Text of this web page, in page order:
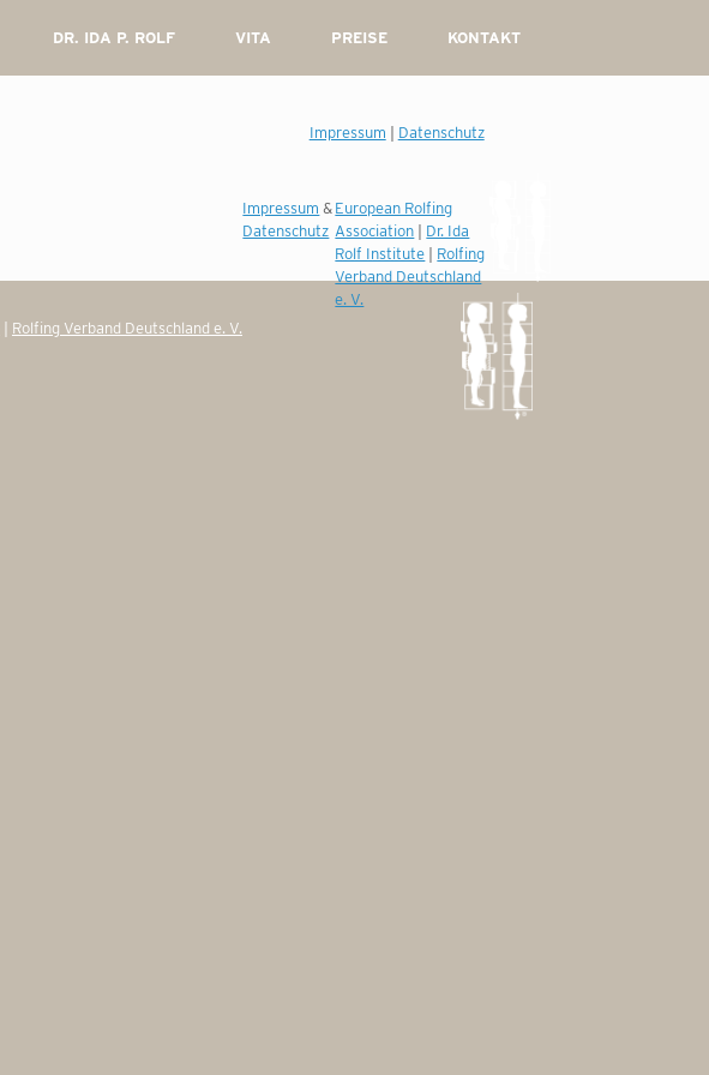
DR. IDA P. ROLF VITA PREISE KONTAKT
Impressum Datenschutz
Impressum &
Datenschutz
European Rolfing
Association
Dr. Ida
Rolf Institute
Rolfing
Verband Deutschland
e. V.
Rolfing Verband Deutschland e. V.